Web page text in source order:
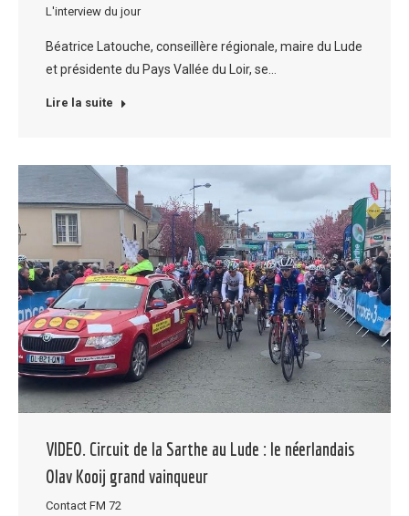
L'interview du jour
Béatrice Latouche, conseillère régionale, maire du Lude
et présidente du Pays Vallée du Loir, se…
Lire la suite
VIDEO. Circuit de la Sarthe au Lude : le néerlandais
Olav Kooij grand vainqueur
Contact FM 72